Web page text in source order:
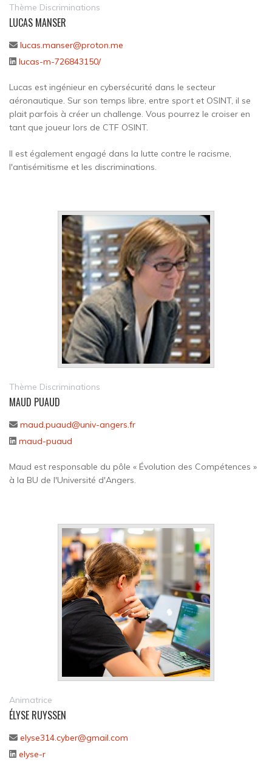
Thème Discriminations
LUCAS MANSER
lucas.manser@proton.me
lucas-m-726843150/
Lucas est ingénieur en cybersécurité dans le secteur
aéronautique. Sur son temps libre, entre sport et OSINT, il se
plait parfois à créer un challenge. Vous pourrez le croiser en
tant que joueur lors de CTF OSINT.
Il est également engagé dans la lutte contre le racisme,
l'antisémitisme et les discriminations.
Thème Discriminations
MAUD PUAUD
maud.puaud@univ-angers.fr
maud-puaud
Maud est responsable du pôle « Évolution des Compétences »
à la BU de l'Université d'Angers.
Animatrice
ÉLYSE RUYSSEN
elyse314.cyber@gmail.com
elyse-r